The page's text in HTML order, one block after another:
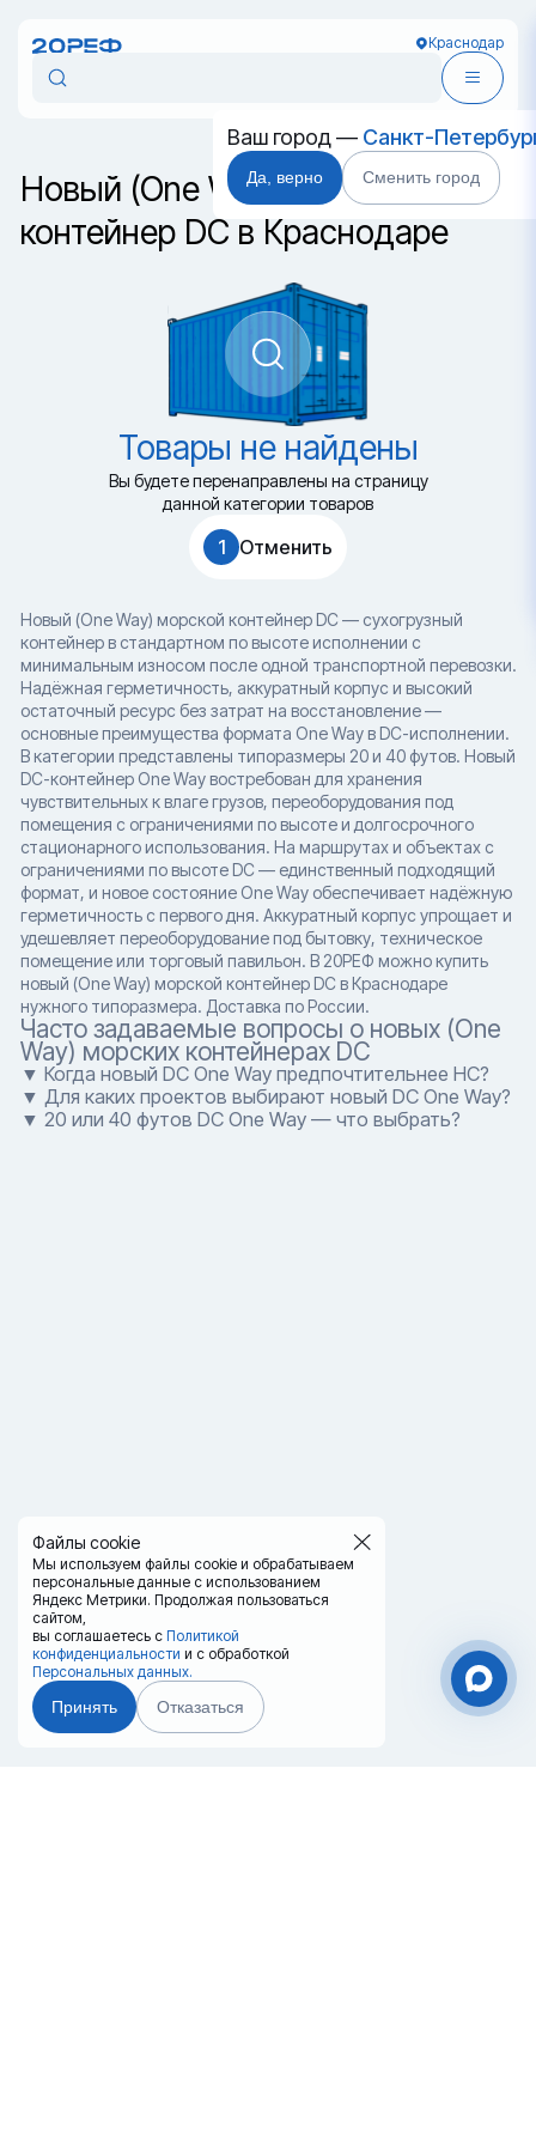
Краснодар
Ваш город — Санкт-
Да, верно Сменить город
Файлы cookie
Мы используем файлы cookie и обрабатываем
персональные данные с использованием
Яндекс Метрики. Продолжая пользоваться
сайтом,
вы соглашаетесь с Политикой
конфиденциальности и с обработкой
Персональных данных.
Принять Отказаться
Новый (One Way) морской
контейнер DC в Краснодаре
Товары не найдены
Вы будете перенаправлены на страницу
данной категории товаров
1 Отменить
Новый (One Way) морской контейнер DC — сухогрузный
контейнер в стандартном по высоте исполнении с
минимальным износом после одной транспортной перевозки.
Надёжная герметичность, аккуратный корпус и высокий
остаточный ресурс без затрат на восстановление —
основные преимущества формата One Way в DC-исполнении.
В категории представлены типоразмеры 20 и 40 футов. Новый
DC-контейнер One Way востребован для хранения
чувствительных к влаге грузов, переоборудования под
помещения с ограничениями по высоте и долгосрочного
стационарного использования. На маршрутах и объектах с
ограничениями по высоте DC — единственный подходящий
формат, и новое состояние One Way обеспечивает надёжную
герметичность с первого дня. Аккуратный корпус упрощает и
удешевляет переоборудование под бытовку, техническое
помещение или торговый павильон. В 20РЕФ можно купить
новый (One Way) морской контейнер DC в Краснодаре
нужного типоразмера. Доставка по России.
Часто задаваемые вопросы о новых (One
Way) морских контейнерах DC
▼ Когда новый DC One Way предпочтительнее HC?
▼ Для каких проектов выбирают новый DC One Way?
▼ 20 или 40 футов DC One Way — что выбрать?